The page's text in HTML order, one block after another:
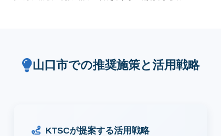
山口市での推奨施策と活用戦略
KTSCが提案する活用戦略